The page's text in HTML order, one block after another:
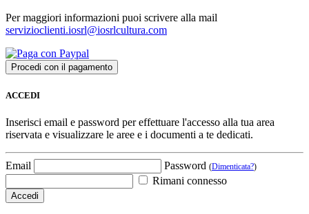
Per maggiori informazioni puoi scrivere alla mail
servizioclienti.iosrl@iosrlcultura.com
ACCEDI
Inserisci email e password per effettuare l'accesso alla tua area
riservata e visualizzare le aree e i documenti a te dedicati.
Email Password (Dimenticata?)
Rimani connesso